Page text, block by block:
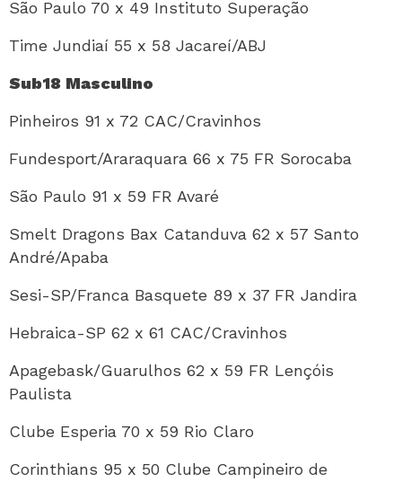
São Paulo 70 x 49 Instituto Superação
Time Jundiaí 55 x 58 Jacareí/ABJ
Sub18 Masculino
Pinheiros 91 x 72 CAC/Cravinhos
Fundesport/Araraquara 66 x 75 FR Sorocaba
São Paulo 91 x 59 FR Avaré
Smelt Dragons Bax Catanduva 62 x 57 Santo
André/Apaba
Sesi-SP/Franca Basquete 89 x 37 FR Jandira
Hebraica-SP 62 x 61 CAC/Cravinhos
Apagebask/Guarulhos 62 x 59 FR Lençóis
Paulista
Clube Esperia 70 x 59 Rio Claro
Corinthians 95 x 50 Clube Campineiro de